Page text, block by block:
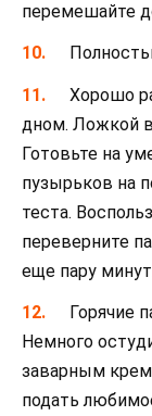
перемешайте
Хорошо
дном. Ложкой
Готовьте на
пузырьков на
теста.
переверните
еще пару
Горячие
Немного
заварным
подать